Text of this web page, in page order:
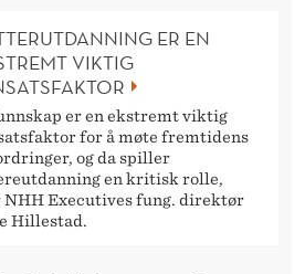
ER EN
VIKTIG
er en ekstremt viktig
for å møte fremtidens
og da spiller
en kritisk rolle,
NHH Executives fung. direktør
Hillestad.